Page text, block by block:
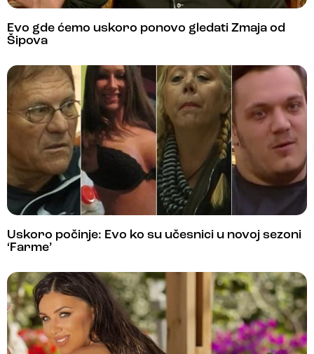
Evo gde ćemo uskoro ponovo gledati Zmaja od
Šipova
Uskoro počinje: Evo ko su učesnici u novoj sezoni
‘Farme’